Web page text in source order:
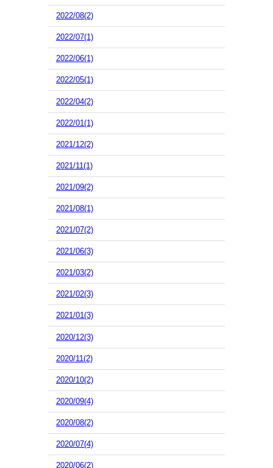
2022/08(2)
2022/07(1)
2022/06(1)
2022/05(1)
2022/04(2)
2022/01(1)
2021/12(2)
2021/11(1)
2021/09(2)
2021/08(1)
2021/07(2)
2021/06(3)
2021/03(2)
2021/02(3)
2021/01(3)
2020/12(3)
2020/11(2)
2020/10(2)
2020/09(4)
2020/08(2)
2020/07(4)
2020/06(2)